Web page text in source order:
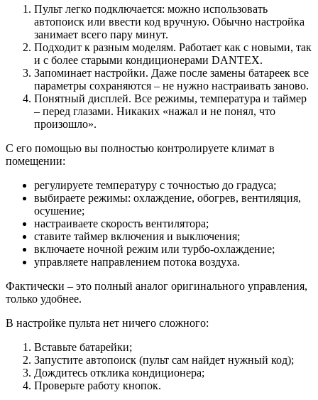
Пульт легко подключается: можно использовать
автопоиск или ввести код вручную. Обычно настройка
занимает всего пару минут.
Подходит к разным моделям. Работает как с новыми, так
и с более старыми кондиционерами DANTEX.
Запоминает настройки. Даже после замены батареек все
параметры сохраняются – не нужно настраивать заново.
Понятный дисплей. Все режимы, температура и таймер
– перед глазами. Никаких «нажал и не понял, что
произошло».
С его помощью вы полностью контролируете климат в
помещении:
регулируете температуру с точностью до градуса;
выбираете режимы: охлаждение, обогрев, вентиляция,
осушение;
настраиваете скорость вентилятора;
ставите таймер включения и выключения;
включаете ночной режим или турбо-охлаждение;
управляете направлением потока воздуха.
Фактически – это полный аналог оригинального управления,
только удобнее.
В настройке пульта нет ничего сложного:
Вставьте батарейки;
Запустите автопоиск (пульт сам найдет нужный код);
Дождитесь отклика кондиционера;
Проверьте работу кнопок.